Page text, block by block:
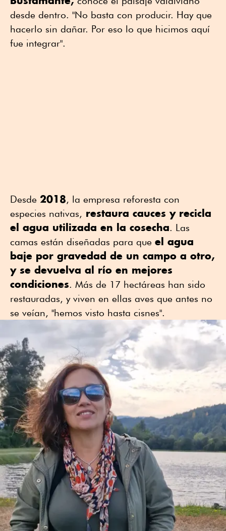
desde dentro. "No basta con producir. Hay que
hacerlo sin dañar. Por eso lo que hicimos aquí
fue integrar".
Desde 2018, la empresa reforesta con
especies nativas, restaura cauces y recicla
el agua utilizada en la cosecha. Las
camas están diseñadas para que el agua
baje por gravedad de un campo a otro,
y se devuelva al río en mejores
condiciones. Más de 17 hectáreas han sido
restauradas, y viven en ellas aves que antes no
se veían, "hemos visto hasta cisnes".